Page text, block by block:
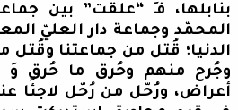
بنابلها، فـَ “علقت” بين
المحمّد وجماعة دار العليّ
الدنيا؛ قُتل من جماعتنا
وجُرح منهم وحُرق ما حُرق وَ
أعراض، ورُحّل من رُحّل لاجئًا